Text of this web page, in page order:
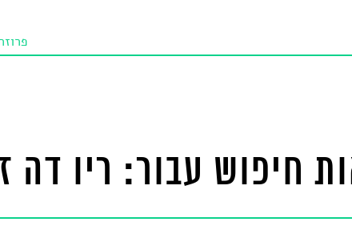
מומלציםחיפוש עבור: ריו דה